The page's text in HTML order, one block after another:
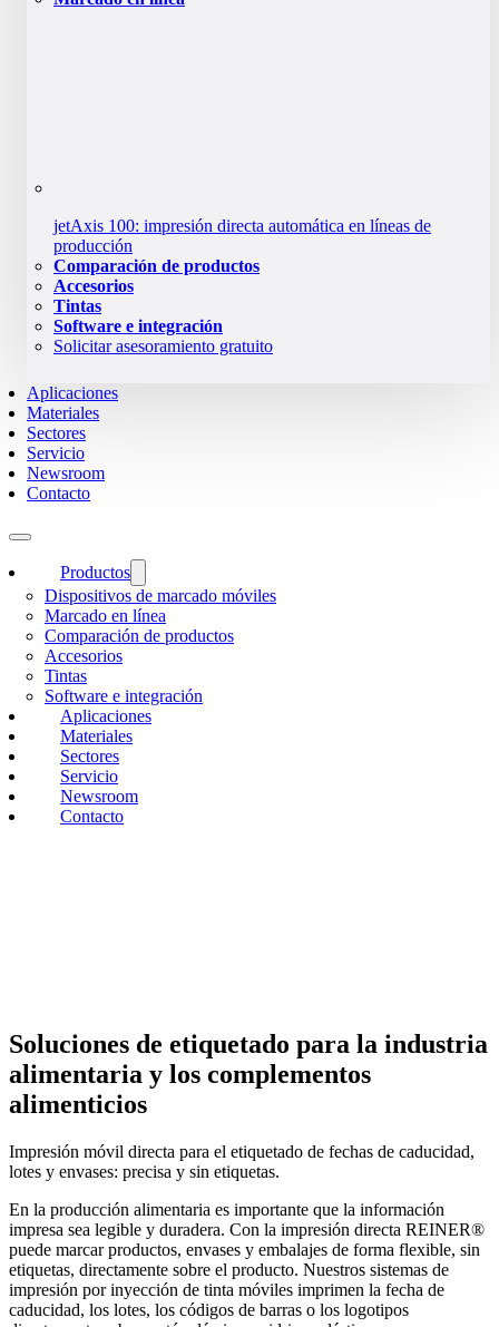
jetAxis 100: impresión directa automática en líneas de
producción
Comparación de productos
Accesorios
Tintas
Software e integración
Solicitar asesoramiento gratuito
Aplicaciones
Materiales
Sectores
Servicio
Newsroom
Contacto
Productos
Dispositivos de marcado móviles
Marcado en línea
Comparación de productos
Accesorios
Tintas
Software e integración
Aplicaciones
Materiales
Sectores
Servicio
Newsroom
Contacto
Soluciones de etiquetado para la industria
alimentaria y los complementos
alimenticios
Impresión móvil directa para el etiquetado de fechas de caducidad,
lotes y envases: precisa y sin etiquetas.
En la producción alimentaria es importante que la información
impresa sea legible y duradera. Con la impresión directa REINER®
puede marcar productos, envases y embalajes de forma flexible, sin
etiquetas, directamente sobre el producto. Nuestros sistemas de
impresión por inyección de tinta móviles imprimen la fecha de
caducidad, los lotes, los códigos de barras o los logotipos